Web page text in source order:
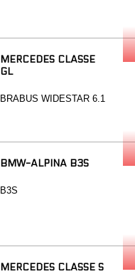
MERCEDES CLASSE
GL
BRABUS WIDESTAR 6.1
BMW-ALPINA B3S
B3S
MERCEDES CLASSE S